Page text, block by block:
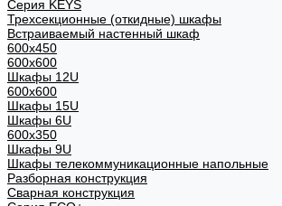
Cерия KEYS
Трехсекционные (откидные) шкафы
Встраиваемый настенный шкаф
600x450
600x600
Шкафы 12U
600x600
Шкафы 15U
Шкафы 6U
600x350
Шкафы 9U
Шкафы телекоммуникационные напольные
Разборная конструкция
Сварная конструкция